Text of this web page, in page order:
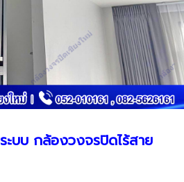
บบ กล้องวงจรปิดไร้สาย